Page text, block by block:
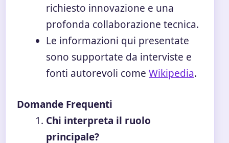
richiesto innovazione e una
profonda collaborazione tecnica.
Le informazioni qui presentate
sono supportate da interviste e
fonti autorevoli come Wikipedia.
Domande Frequenti
Chi interpreta il ruolo
principale?